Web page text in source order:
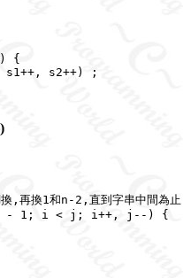
{
s1++, s2++) ;
,再換1和n-2,直到字串中間為止
1; i < j; i++, j--) {